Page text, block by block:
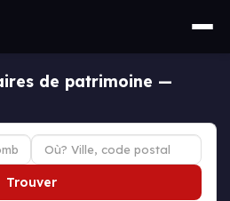
de patrimoine —
Trouver